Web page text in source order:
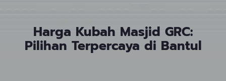
Harga Kubah Masjid GRC:
Pilihan Terpercaya di Bantul